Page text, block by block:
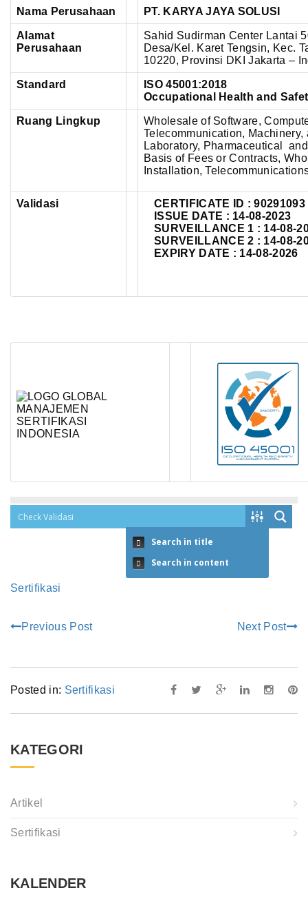
Nama Perusahaan PT. KARYA JAYA SOLUSI
Alamat
Perusahaan
Sahid Sudirman Center Lantai
Desa/Kel. Karet Tengsin, Kec.
10220, Provinsi DKI Jakarta –
Standard
ISO 45001:2018
Occupational Health and
Ruang Lingkup
Wholesale of Software,
Telecommunication,
Laboratory, Pharmaceutical
Basis of Fees or Contracts,
Installation,
Validasi CERTIFICATE ID :90291093
ISSUE DATE : 14-08-2023
SURVEILLANCE 1 : 14-08-
SURVEILLANCE 2 : 14-08-
EXPIRY DATE : 14-08-2026
Sertifikasi
Previous Post Next Post
Posted in: Sertifikasi
KATEGORI
Artikel
Sertifikasi
KALENDER
Search in title
Search in content